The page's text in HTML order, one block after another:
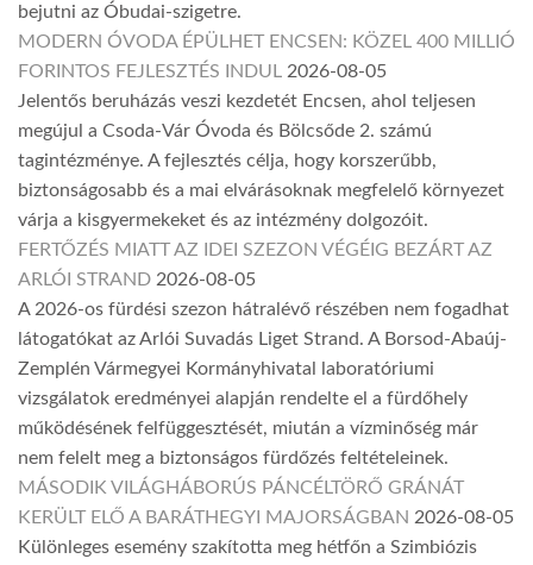
bejutni az Óbudai-szigetre.
MODERN ÓVODA ÉPÜLHET ENCSEN: KÖZEL 400 MILLIÓ
FORINTOS FEJLESZTÉS INDUL 2026-08-05
Jelentős beruházás veszi kezdetét Encsen, ahol teljesen
megújul a Csoda-Vár Óvoda és Bölcsőde 2. számú
tagintézménye. A fejlesztés célja, hogy korszerűbb,
biztonságosabb és a mai elvárásoknak megfelelő környezet
várja a kisgyermekeket és az intézmény dolgozóit.
FERTŐZÉS MIATT AZ IDEI SZEZON VÉGÉIG BEZÁRT AZ
ARLÓI STRAND 2026-08-05
A 2026-os fürdési szezon hátralévő részében nem fogadhat
látogatókat az Arlói Suvadás Liget Strand. A Borsod-Abaúj-
Zemplén Vármegyei Kormányhivatal laboratóriumi
vizsgálatok eredményei alapján rendelte el a fürdőhely
működésének felfüggesztését, miután a vízminőség már
nem felelt meg a biztonságos fürdőzés feltételeinek.
MÁSODIK VILÁGHÁBORÚS PÁNCÉLTÖRŐ GRÁNÁT
KERÜLT ELŐ A BARÁTHEGYI MAJORSÁGBAN 2026-08-05
Különleges esemény szakította meg hétfőn a Szimbiózis